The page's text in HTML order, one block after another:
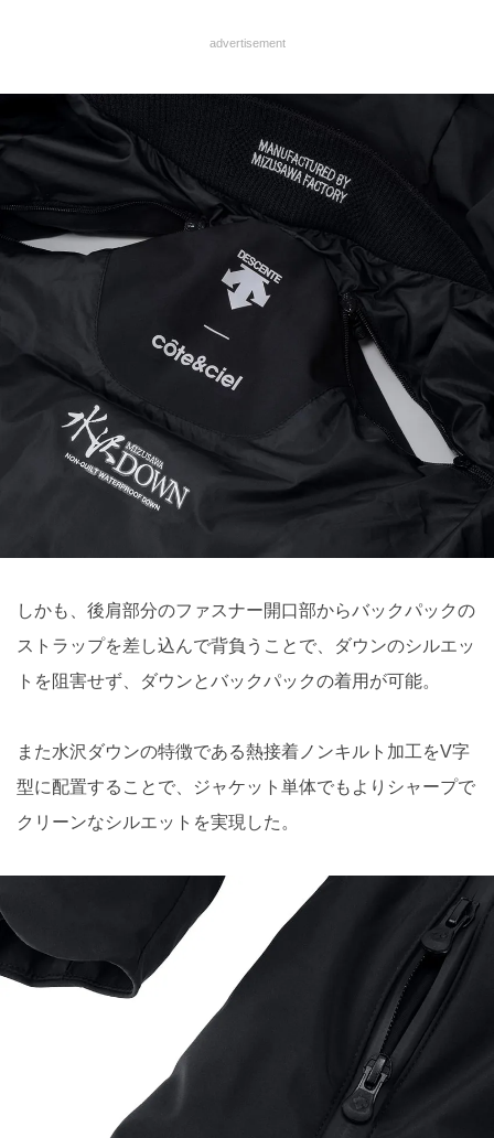
advertisement
しかも、後肩部分のファスナー開口部からバックパックの
ストラップを差し込んで背負うことで、ダウンのシルエッ
トを阻害せず、ダウンとバックパックの着用が可能。
また水沢ダウンの特徴である熱接着ノンキルト加工をV字
型に配置することで、ジャケット単体でもよりシャープで
クリーンなシルエットを実現した。